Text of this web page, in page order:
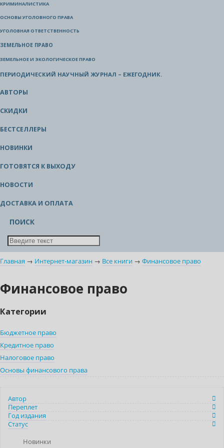
КРИМИНАЛИСТИКА
ОСНОВЫ УГОЛОВНОГО ПРАВА
УГОЛОВНАЯ ОТВЕТСТВЕННОСТЬ
ЗЕМЕЛЬНОЕ ПРАВО
ЗЕМЕЛЬНОЕ И ЭКОЛОГИЧЕСКОЕ ПРАВО
ПЕРИОДИЧЕСКИЙ НАУЧНЫЙ ЖУРНАЛ – ЕЖЕГОДНИК.
АВТОРЫ
СКИДКИ
БЕСТСЕЛЛЕРЫ
НОВИНКИ
ГОТОВЯТСЯ К ВЫХОДУ
НОВОСТИ
ДОСТАВКА И ОПЛАТА
ПОИСК
Главная → Интернет-магазин → Все книги → Финансовое право
Финансовое право
Категории
Бюджетное право
Кредитное право
Налоговое право
Основы финансового права
Автор
Переплет
Год издания
Статус
Новинки